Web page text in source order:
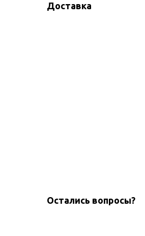
Доставка
Остались вопросы?